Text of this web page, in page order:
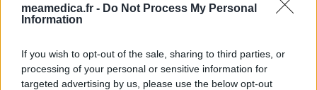
meamedica.fr - Do Not Process My Personal
Information
If you wish to opt-out of the sale, sharing to third parties, or
processing of your personal or sensitive information for
targeted advertising by us, please use the below opt-out
éfficace pour les hémorroîdes, mais ma tension est
montée à 18/9 (tension habituelle 12/9)
votre avis 1 Réaction